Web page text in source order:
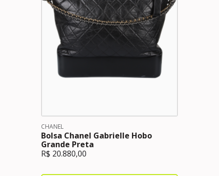
CHANEL
Bolsa Chanel Gabrielle Hobo
Grande Preta
R$ 20.880,00